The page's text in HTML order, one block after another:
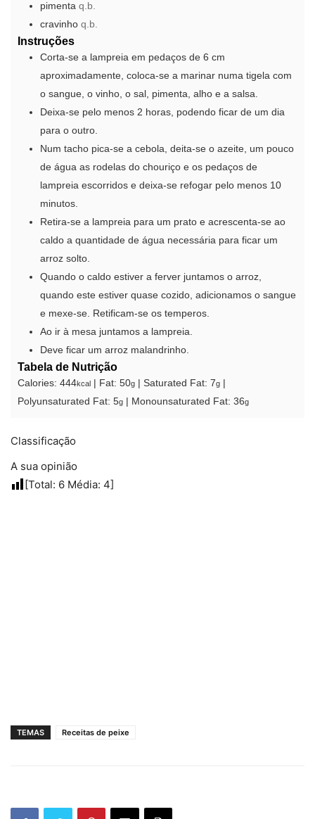
pimenta q.b.
cravinho q.b.
Instruções
Corta-se a lampreia em pedaços de 6 cm
aproximadamente, coloca-se a marinar numa tigela com
o sangue, o vinho, o sal, pimenta, alho e a salsa.
Deixa-se pelo menos 2 horas, podendo ficar de um dia
para o outro.
Num tacho pica-se a cebola, deita-se o azeite, um pouco
de água as rodelas do chouriço e os pedaços de
lampreia escorridos e deixa-se refogar pelo menos 10
minutos.
Retira-se a lampreia para um prato e acrescenta-se ao
caldo a quantidade de água necessária para ficar um
arroz solto.
Quando o caldo estiver a ferver juntamos o arroz,
quando este estiver quase cozido, adicionamos o sangue
e mexe-se. Retificam-se os temperos.
Ao ir à mesa juntamos a lampreia.
Deve ficar um arroz malandrinho.
Tabela de Nutrição
Calories: 444kcal Fat: 50g Saturated Fat: 7g
Polyunsaturated Fat: 5g Monounsaturated Fat: 36g
Classificação
A sua opinião
[Total: 6 Média: 4]
TEMAS Receitas de peixe